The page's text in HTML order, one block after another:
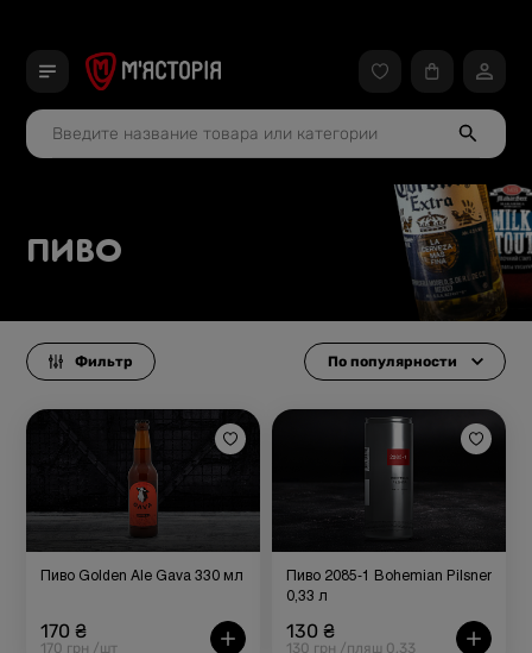
ПИВО
Фильтр По популярности
Пиво Golden Ale Gava 330 мл
170 ₴
170 грн /шт
Пиво 2085-1 Bohemian Pilsner
0,33 л
130 ₴
130 грн /пляш 0,33